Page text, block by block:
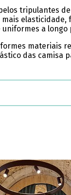
tripulantes
a longo
materiais
das camisa